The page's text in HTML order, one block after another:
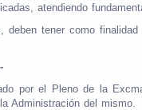
atendiendo
tener como
por el Pleno de la
Administración del mismo.